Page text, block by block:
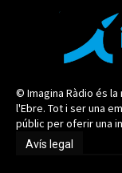
© Imagina Ràdio és
l'Ebre. Tot i ser una
públic per oferir una
Avís legal